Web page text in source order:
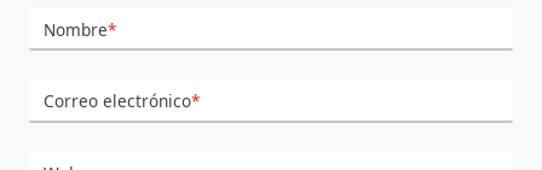
Nombre*
Correo electrónico*